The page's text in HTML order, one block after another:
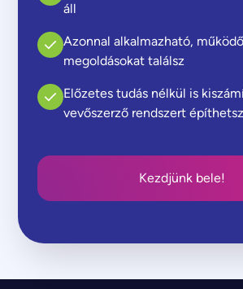
áll
Azonnal alkalmazható, működő
megoldásokat találsz
Előzetes tudás nélkül is
vevőszerző rendszert építhetsz
Kezdjünk bele!